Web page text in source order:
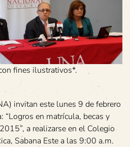
fines ilustrativos*.
invitan este lunes 9 de febrero
“Logros en matrícula, becas y
a realizarse en el Colegio
Sabana Este a las 9:00 a.m.